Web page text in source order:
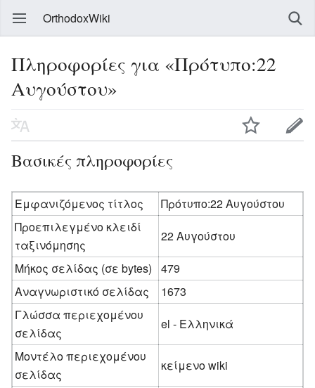
OrthodoxWiki
Πληροφορίες για «Πρότυπο:22
Αυγούστου»
Βασικές πληροφορίες
Εμφανιζόμενος τίτλος
Πρότυπο:22 Αυγούστου
Προεπιλεγμένο κλειδί
ταξινόμησης
22 Αυγούστου
Μήκος σελίδας (σε bytes)
479
Αναγνωριστικό σελίδας
1673
Γλώσσα περιεχομένου
σελίδας
el - Ελληνικά
Μοντέλο περιεχομένου
σελίδας
κείμενο wiki